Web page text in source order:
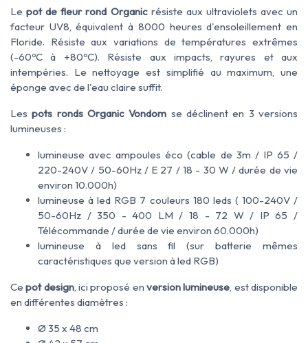
Lepot de fleur rond Organicrésiste aux ultraviolets avec un
facteur UV8, équivalent à 8000 heures d'ensoleillement en
Floride. Résiste aux variations de températures extrêmes
(-60ºC à +80ºC). Résiste aux impacts, rayures et aux
intempéries. Le nettoyage est simplifié au maximum, une
éponge avec de l'eau claire suffit.
Lespots ronds Organic Vondom se déclinent en 3 versions
lumineuses :
lumineuse avec ampoules éco (cable de 3m / IP 65 /
220-240V / 50-60Hz / E 27 / 18 - 30 W / durée de vie
environ 10.000h)
lumineuse à led RGB 7 couleurs 180 leds ( 100-240V /
50-60Hz / 350 - 400 LM / 18 - 72 W / IP 65 /
Télécommande / durée de vie environ 60.000h)
lumineuse à led sans fil (sur batterie mêmes
caractéristiques que version à led RGB)
Cepot design, ici proposé enversion lumineuse, est disponible
en différentes diamètres :
Ø 35 x 48 cm